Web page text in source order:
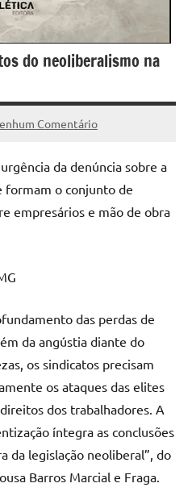
do neoliberalismo na
Comentário
da denúncia sobre a
formam o conjunto de
empresários e mão de obra
das perdas de
da angústia diante do
os sindicatos precisam
os ataques das elites
dos trabalhadores. A
íntegra as conclusões
da legislação neoliberal”, do
Barros Marcial e Fraga.